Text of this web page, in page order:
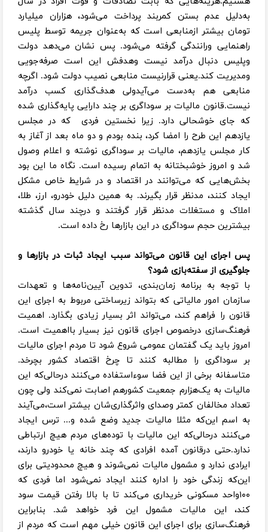
به‌دلیل عدم بستن کمربند پرداخت می‌شود، هزاران میلیارد
تومان بیشتر ازمنابعی است که به‌عنوان جریمه توسط پلیس
راهنمایی ورانندگی گرفته می‌شود. پس نشان می‌دهد دولت
وپلیس دنبال درآمد نیست وهدفش این است صرفه‌جویی
ومدیریت کند.یعنی قرارنیست منابعی نصیب دولت شود. اگرچه
منابعی هم به‌دست می‌آیدولی هدف‌گذاری کسب درآمد
نیست.قانون مالیات بر سوداگری بر چند دارایی پایه‌گذاری شده
که جای خوشحالی دارد. زیرا نخستین فردی که در مجلس
یازدهم این طرح را امضا کرد، بنده بودم و دو ماه بعد از آغاز به
کار مجلس یازدهم، مالیات بر سوداگری نوشته و اعلام وصول
شد و امروز خوشبختانه به اتمام رسیده است. نگاه ما این بود
بخش‌هایی که می‌توانند در اقتصاد و در شرایط خاص مشکل
ایجاد کنند، مدنظر قرار بگیرند. به همین دلیل خودرو، ارز، طلا،
املاک و مستغلات مدنظر قرار گرفتند و درچند سال گذشته
بیشترین حجم سوداگری در این بازارها رخ داده است.
پس اجرای این قانون می‌تواند سبب ایجاد ثبات در بازارها و
جلوگیری از سفته‌بازی شود؟
با توجه به برنامه زمان‌بندی، تدوین آیین‌نامه‌ها و تعهدات
سازمان امور مالیاتی که بتواند زیرساختی مربوط به اجرای این
قانون را فراهم کند، می‌تواند اثر بسیار زیادی بگذارد. اهمیت
فرهنگ‌سازی درخصوص اجرای قانون نیز بسیار با‌اهمیت است.
امروز باید یک گفتمان عمومی شروع شود تا مردم اجرای مالیات
بر سوداگری را مطالبه کنند تا چرخ اقتصاد کشور بچرخد.
متاسفانه برخی از این فضا سوء‌استفاده می‌کنند در‌حالی‌که این
مالیات به یک‌هزارم جمعیت کشورهم اصابت نمی‌کند ولی چون
تعداد مخالفان کمتر وصدای واثرگذاری‌شان بیشتر است،می‌آیند
به اسم این‌که مثلا مالیات جدید وضع شده و... ترس ایجاد
می‌کنند در‌حالی‌که این مالیات با توده‌های مردم هیچ ارتباطی
ندارد.حتی درقانون آمده افرادی که چند خانه یا خودرو دارند،
ایرادی ندارد و مشمول مالیات نمی‌شوند و هیچ محدودیتی برای
این‌که زندگی خود را اداره کنند ایجاد نمی‌شود اما فردی که
۱۰۰واحد مسکونی خریداری می‌کند تا با بالا رفتن قیمت سود
کند‌، این مالیات مشمول این فرد خواهد شد. بنابراین
فرهنگ‌سازی برای اجرای این قانون خیلی مهم است که مردم از